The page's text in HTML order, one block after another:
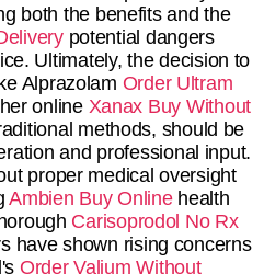
both the benefits and the
potential dangers
Ultimately, the decision to
Alprazolam Order Ultram
online Xanax Buy Without
methods, should be
and professional input.
proper medical oversight
Ambien Buy Onlinehealth
Carisoprodol No Rx
have shown rising concerns
Order Valium Without